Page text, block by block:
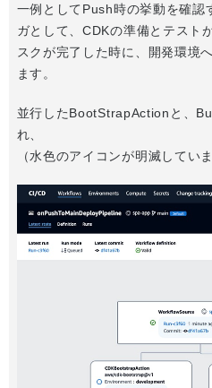
一例としてPush時の挙動を確認
ガとして、CDKの準備とテスト
スクが完了した時に、開発環境
ます。
並行したBootStrapActionと、
れ、
（水色のアイコンが明滅していま